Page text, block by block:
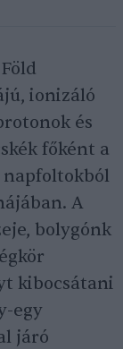
ionizáló
és
főként a
napfoltokból
A
bolygónk
kibocsátani
egy
járó